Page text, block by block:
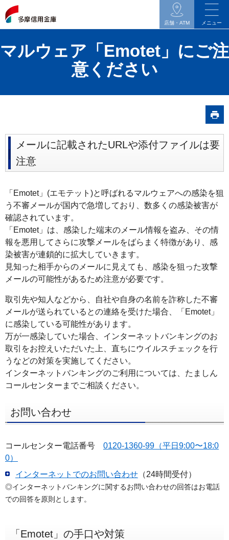
ン
ネ
連
ニ
ー
へ
ペ
ー
ジ
本
文
へ
メ
ュ
へ
フ
ッ
タ
ー
店舗・ATM メニュー
マルウェア「Emotet」にご注
意ください
メールに記載されたURLや添付ファイルは要
注意
「Emotet」(エモテット)と呼ばれるマルウェアへの感染を狙
う不審メールが国内で急増しており、数多くの感染被害が
確認されています。
「Emotet」は、感染した端末のメール情報を盗み、その情
報を悪用してさらに攻撃メールをばらまく特徴があり、感
染被害が連鎖的に拡大していきます。
見知った相手からのメールに見えても、感染を狙った攻撃
メールの可能性があるため注意が必要です。
取引先や知人などから、自社や自身の名前を詐称した不審
メールが送られているとの連絡を受けた場合、「Emotet」
に感染している可能性があります。
万が一感染していた場合、インターネットバンキングのお
取引をお控えいただいた上、直ちにウイルスチェックを行
うなどの対策を実施してください。
インターネットバンキングのご利用については、たましん
コールセンターまでご相談ください。
お問い合わせ
コールセンター電話番号 0120-1360-99（平日9:00〜18:0
0）
インターネットでのお問い合わせ （24時間受付）
◎インターネットバンキングに関するお問い合わせの回答はお電話
での回答を原則とします。
「Emotet」の手口や対策